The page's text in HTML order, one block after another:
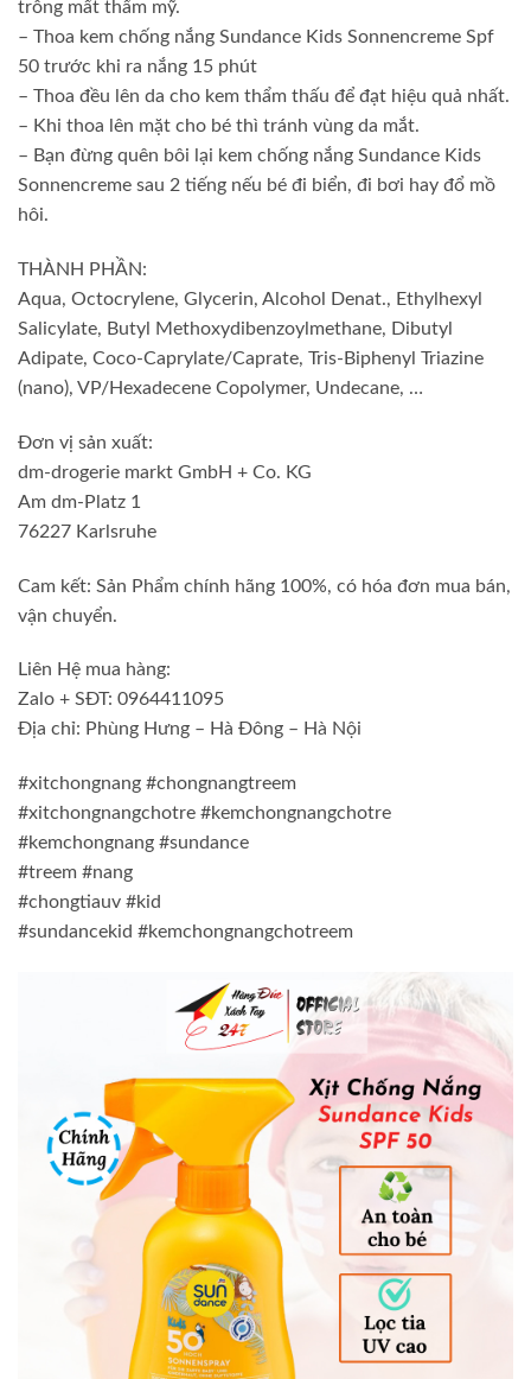
trông mất thẩm mỹ.
– Thoa kem chống nắng Sundance Kids Sonnencreme Spf
50 trước khi ra nắng 15 phút
– Thoa đều lên da cho kem thẩm thấu để đạt hiệu quả nhất.
– Khi thoa lên mặt cho bé thì tránh vùng da mắt.
– Bạn đừng quên bôi lại kem chống nắng Sundance Kids
Sonnencreme sau 2 tiếng nếu bé đi biển, đi bơi hay đổ mồ
hôi.
THÀNH PHẦN:
Aqua, Octocrylene, Glycerin, Alcohol Denat., Ethylhexyl
Salicylate, Butyl Methoxydibenzoylmethane, Dibutyl
Adipate, Coco-Caprylate/Caprate, Tris-Biphenyl Triazine
(nano), VP/Hexadecene Copolymer, Undecane, …
Đơn vị sản xuất:
dm-drogerie markt GmbH + Co. KG
Am dm-Platz 1
76227 Karlsruhe
Cam kết: Sản Phẩm chính hãng 100%, có hóa đơn mua bán,
vận chuyển.
Liên Hệ mua hàng:
Zalo + SĐT: 0964411095
Địa chỉ: Phùng Hưng – Hà Đông – Hà Nội
#xitchongnang #chongnangtreem
#xitchongnangchotre #kemchongnangchotre
#kemchongnang #sundance
#treem #nang
#chongtiauv #kid
#sundancekid #kemchongnangchotreem